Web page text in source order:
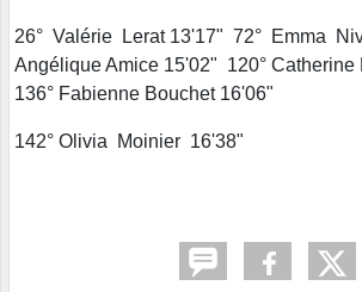
26° Valérie Lerat 13'17" 72° Emma
Angélique Amice 15'02" 120°
136° Fabienne Bouchet 16'06"
142° Olivia Moinier 16'38"